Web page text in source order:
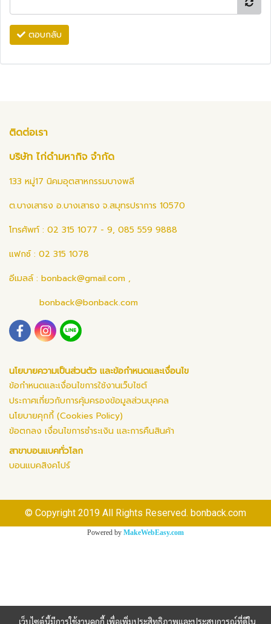
ตอบกลับ
ติดต่อเรา
บริษัท ไก่ดำมหากิจ จำกัด
133 หมู่17 นิคมอุตสาหกรรมบางพลี
ต.บางเสาธง อ.บางเสาธง จ.สมุทรปราการ 10570
โทรศัพท์ : 02 315 1077 - 9, 085 559 9888
แฟกซ์ : 02 315 1078
อีเมลล์ : bonback@gmail.com ,
bonback@bonback.com
นโยบายความเป็นส่วนตัว และข้อกำหนดและเงื่อนไข
ข้อกำหนดและเงื่อนไขการใช้งานเว็บไซต์
ประกาศเกี่ยวกับการคุ้มครองข้อมูลส่วนบุคคล
นโยบายคุกกี้ (Cookies Policy)
ข้อตกลง เงื่อนไขการชำระเงิน และการคืนสินค้า
สาขาบอนแบคทั่วโลก
บอนแบคสิงคโปร์
© Copyright 2019 All Rights Reserved. bonback.com
Powered by MakeWebEasy.com
เว็บไซต์นี้มีการใช้งานคุกกี้ เพื่อเพิ่มประสิทธิภาพและประสบการณ์ที่ดีใน